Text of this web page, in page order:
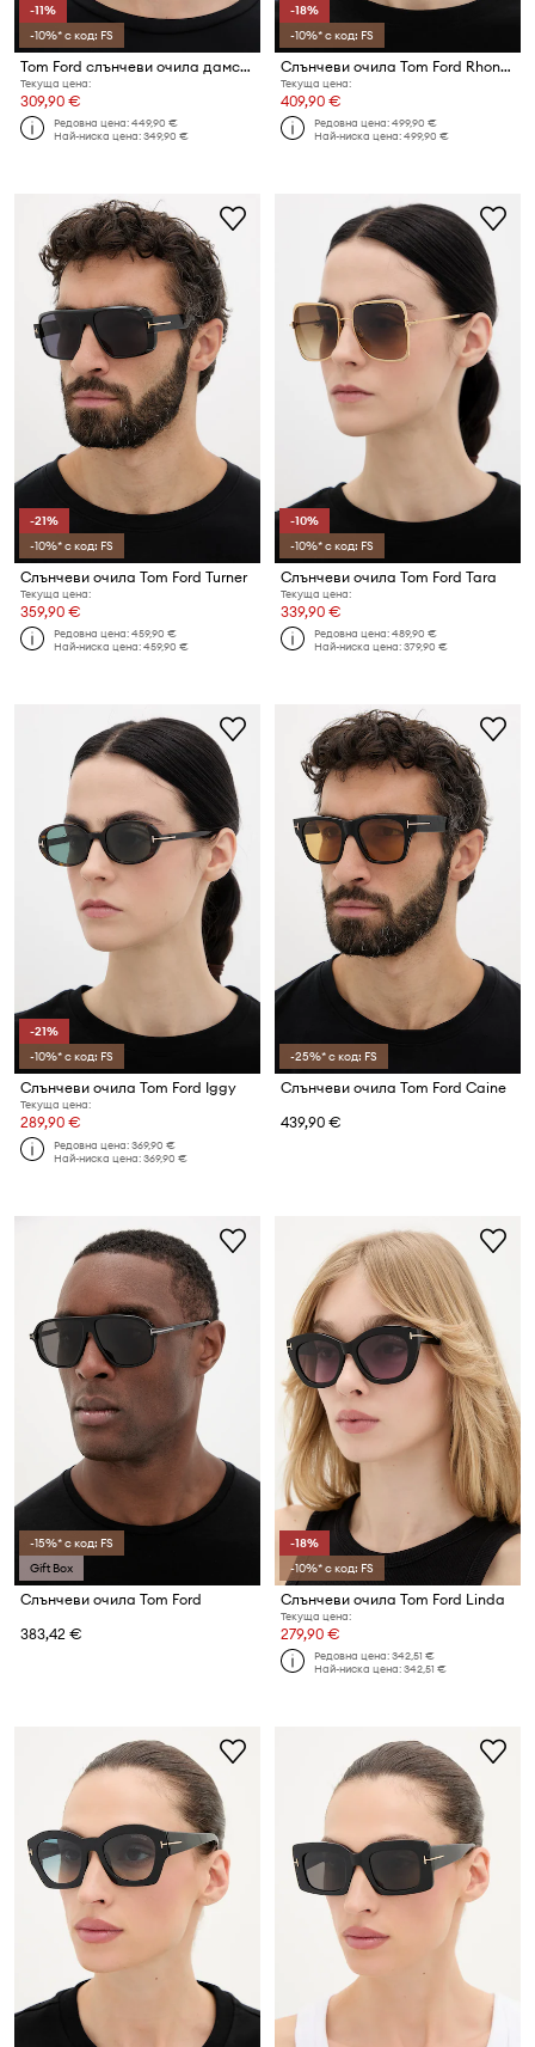
-11%
-10%* с код: FS
Tom Ford слънчеви очила дамски Claudette
Текуща цена:
309,90 €
Редовна цена:449,90 €
Най-ниска цена:349,90 €
-18%
-10%* с код: FS
Слънчеви очила Tom Ford Rhonda
Текуща цена:
409,90 €
Редовна цена:499,90 €
Най-ниска цена:499,90 €
-21%
-10%* с код: FS
Слънчеви очила Tom Ford Turner
Текуща цена:
359,90 €
Редовна цена:459,90 €
Най-ниска цена:459,90 €
-10%
-10%* с код: FS
Слънчеви очила Tom Ford Tara
Текуща цена:
339,90 €
Редовна цена:489,90 €
Най-ниска цена:379,90 €
-21%
-10%* с код: FS
Слънчеви очила Tom Ford Iggy
Текуща цена:
289,90 €
Редовна цена:369,90 €
Най-ниска цена:369,90 €
-25%* с код: FS
Слънчеви очила Tom Ford Caine
439,90 €
-15%* с код: FS
Gift Box
Слънчеви очила Tom Ford
383,42 €
-18%
-10%* с код: FS
Слънчеви очила Tom Ford Linda
Текуща цена:
279,90 €
Редовна цена:342,51 €
Най-ниска цена:342,51 €